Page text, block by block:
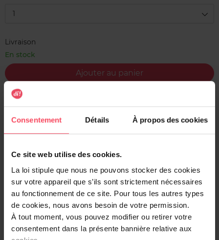
Consentement Détails À propos des cookies
Ce site web utilise des cookies.
La loi stipule que nous ne pouvons stocker des cookies
sur votre appareil que s’ils sont strictement nécessaires
au fonctionnement de ce site. Pour tous les autres types
de cookies, nous avons besoin de votre permission.
À tout moment, vous pouvez modifier ou retirer votre
consentement dans la présente bannière relative aux
1
Livraison
En stock
Ajouter au panier
Retour gratuit dans votre magasin
Expédition sous 24h
Description
Précise et facile d’emploi grâce à une mise en route au
toucher, l’ « Electronic Scale XL » vous permet à la fois de
vous peser, mais aussi de décorer votre intérieur grâce à